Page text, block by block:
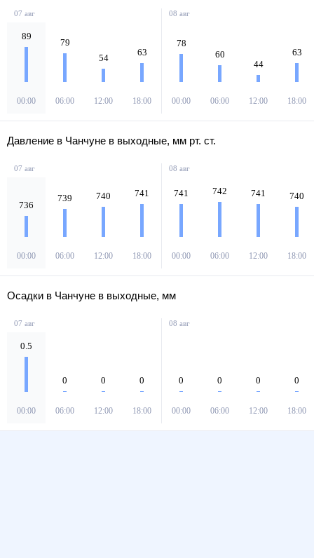
07 авг
89
00:00
79
06:00
54
12:00
63
18:00
08 авг
78
00:00
60
06:00
44
12:00
63
18:00
Давление в Чанчуне в выходные, мм рт. ст.
07 авг
736
00:00
739
06:00
740
12:00
741
18:00
08 авг
741
00:00
742
06:00
741
12:00
740
18:00
Осадки в Чанчуне в выходные, мм
07 авг
0.5
00:00
0
06:00
0
12:00
0
18:00
08 авг
0
00:00
0
06:00
0
12:00
0
18:00